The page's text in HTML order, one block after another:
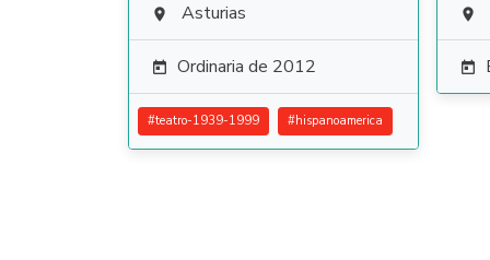
 Asturias
 Ordinaria de 2012
#teatro-1939-1999 #hispanoamerica

